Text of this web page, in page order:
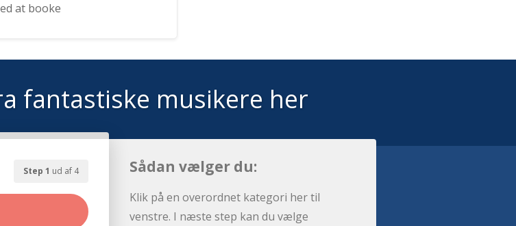
at booke
fantastiske musikere her
Step 1 ud af 4 Sådan vælger du:
Klik på en overordnet kategori her til
venstre. I næste step kan du vælge